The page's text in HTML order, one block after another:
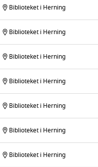
Biblioteket i Herning
Biblioteket i Herning
Biblioteket i Herning
Biblioteket i Herning
Biblioteket i Herning
Biblioteket i Herning
Biblioteket i Herning